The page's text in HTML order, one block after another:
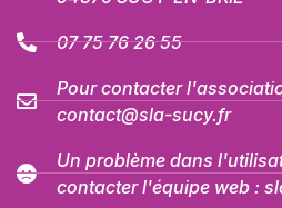
07 75 76 26 55
Pour contacter
contact@sla-sucy.fr
Un problème dans
contacter l'équipe web :